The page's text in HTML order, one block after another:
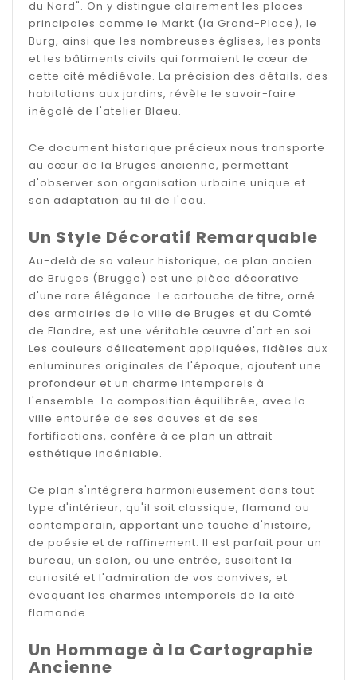
du Nord". On y distingue clairement les places
principales comme le Markt (la Grand-Place), le
Burg, ainsi que les nombreuses églises, les ponts
et les bâtiments civils qui formaient le cœur de
cette cité médiévale. La précision des détails, des
habitations aux jardins, révèle le savoir-faire
inégalé de l'atelier Blaeu.
Ce document historique précieux nous transporte
au cœur de la Bruges ancienne, permettant
d'observer son organisation urbaine unique et
son adaptation au fil de l'eau.
Un Style Décoratif Remarquable
Au-delà de sa valeur historique, ce plan ancien
de Bruges (Brugge) est une pièce décorative
d'une rare élégance. Le cartouche de titre, orné
des armoiries de la ville de Bruges et du Comté
de Flandre, est une véritable œuvre d'art en soi.
Les couleurs délicatement appliquées, fidèles aux
enluminures originales de l'époque, ajoutent une
profondeur et un charme intemporels à
l'ensemble. La composition équilibrée, avec la
ville entourée de ses douves et de ses
fortifications, confère à ce plan un attrait
esthétique indéniable.
Ce plan s'intégrera harmonieusement dans tout
type d'intérieur, qu'il soit classique, flamand ou
contemporain, apportant une touche d'histoire,
de poésie et de raffinement. Il est parfait pour un
bureau, un salon, ou une entrée, suscitant la
curiosité et l'admiration de vos convives, et
évoquant les charmes intemporels de la cité
flamande.
Un Hommage à la Cartographie
Ancienne